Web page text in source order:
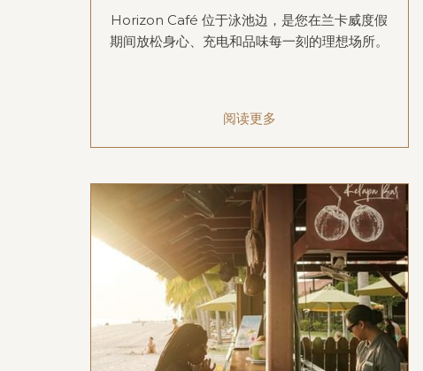
Horizon Café 位于泳池边，是您在兰卡威度假
期间放松身心、充电和品味每一刻的理想场所。
阅读更多